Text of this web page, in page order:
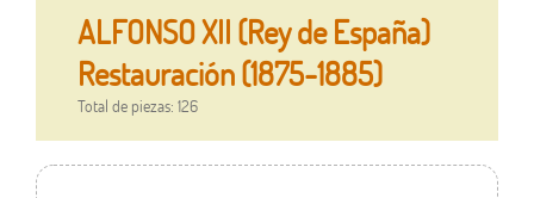
ALFONSO XII (Rey de España)
Restauración (1875-1885)
Total de piezas: 126